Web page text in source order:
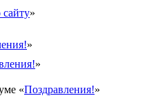
»
»
»
«Поздравления!»